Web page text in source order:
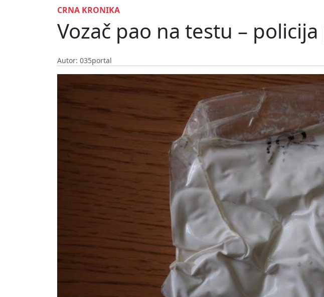
CRNA KRONIKA
Vozač pao na testu –
Autor: 035portal